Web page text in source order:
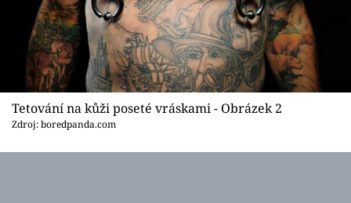
Tetování na kůži poseté vráskami - Obrázek 2
Zdroj: boredpanda.com